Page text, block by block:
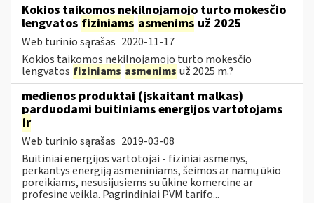
Kokios taikomos nekilnojamojo turto mokesčio
lengvatos fiziniams asmenims už 2025
Web turinio sąrašas 2020-11-17
Kokios taikomos nekilnojamojo turto mokesčio
lengvatos fiziniams asmenims už 2025 m.?
medienos produktai (įskaitant malkas)
parduodami buitiniams energijos vartotojams
ir
Web turinio sąrašas 2019-03-08
Buitiniai energijos vartotojai - fiziniai asmenys,
perkantys energiją asmeniniams, šeimos ar namų ūkio
poreikiams, nesusijusiems su ūkine komercine ar
profesine veikla. Pagrindiniai PVM tarifo...